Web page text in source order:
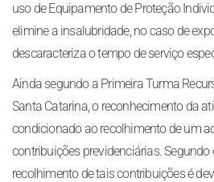
uso de Equipamento de Proteção
elimine a insalubridade, no caso de
descaracteriza o tempo de serviço
Ainda segundo a Primeira Turma
Santa Catarina, o reconhecimento da
condicionado ao recolhimento de um
contribuições previdenciárias. Segundo
recolhimento de tais contribuições é